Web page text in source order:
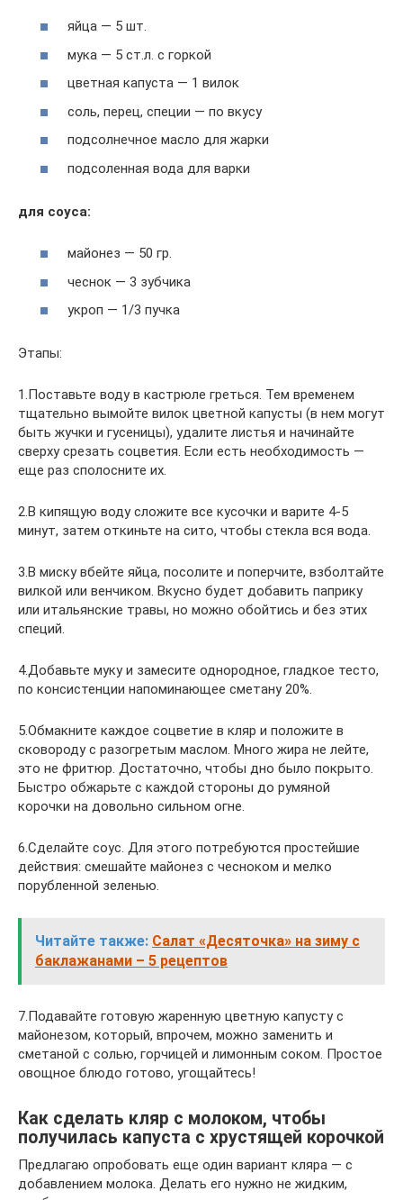
яйца — 5 шт.
мука — 5 ст.л. с горкой
цветная капуста — 1 вилок
соль, перец, специи — по вкусу
подсолнечное масло для жарки
подсоленная вода для варки
для соуса:
майонез — 50 гр.
чеснок — 3 зубчика
укроп — 1/3 пучка
Этапы:
1.Поставьте воду в кастрюле греться. Тем временем
тщательно вымойте вилок цветной капусты (в нем могут
быть жучки и гусеницы), удалите листья и начинайте
сверху срезать соцветия. Если есть необходимость —
еще раз сполосните их.
2.В кипящую воду сложите все кусочки и варите 4-5
минут, затем откиньте на сито, чтобы стекла вся вода.
3.В миску вбейте яйца, посолите и поперчите, взболтайте
вилкой или венчиком. Вкусно будет добавить паприку
или итальянские травы, но можно обойтись и без этих
специй.
4.Добавьте муку и замесите однородное, гладкое тесто,
по консистенции напоминающее сметану 20%.
5.Обмакните каждое соцветие в кляр и положите в
сковороду с разогретым маслом. Много жира не лейте,
это не фритюр. Достаточно, чтобы дно было покрыто.
Быстро обжарьте с каждой стороны до румяной
корочки на довольно сильном огне.
6.Сделайте соус. Для этого потребуются простейшие
действия: смешайте майонез с чесноком и мелко
порубленной зеленью.
Читайте также: Салат «Десяточка» на зиму с
баклажанами – 5 рецептов
7.Подавайте готовую жаренную цветную капусту с
майонезом, который, впрочем, можно заменить и
сметаной с солью, горчицей и лимонным соком. Простое
овощное блюдо готово, угощайтесь!
Как сделать кляр с молоком, чтобы
получилась капуста с хрустящей корочкой
Предлагаю опробовать еще один вариант кляра — с
добавлением молока. Делать его нужно не жидким,